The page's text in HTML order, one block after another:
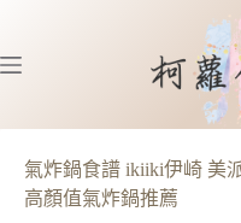
主
內
氣炸鍋食譜 ikiiki伊崎 美
高顏值氣炸鍋推薦